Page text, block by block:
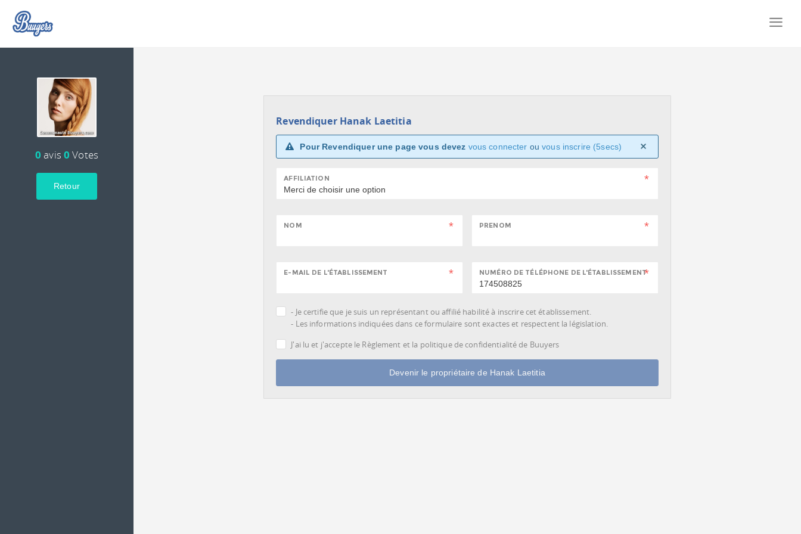
0 avis 0 Votes
Retour
Revendiquer Hanak Laetitia
Pour Revendiquer une page vous devez vous connecter ouvous inscrire (5secs)
AFFILIATION
NOM PRENOM
E-MAIL DE L'ÉTABLISSEMENT NUMÉRO DE TÉLÉPHONE DE L'ÉTABLISSEMENT
- Je certifie que je suis un représentant ou affilié habilité à inscrire cet établissement.
- Les informations indiquées dans ce formulaire sont exactes et respectent la législation.
J'ai lu et j'accepte le Règlement et la politique de confidentialité de Buuyers
Devenir le propriétaire de Hanak Laetitia